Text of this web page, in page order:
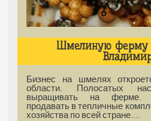
Шмелиную ферму
Бизнес на шмелях
области. Полосатых
выращивать на ферме.
продавать в тепличные
хозяйства по всей стране.…